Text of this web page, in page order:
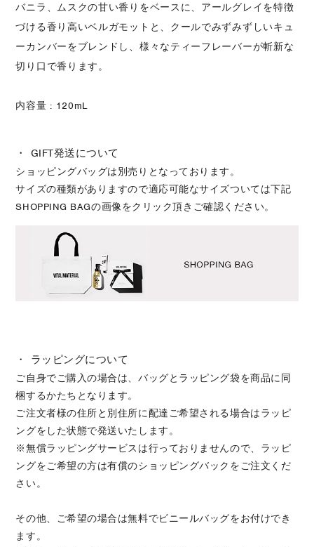
バニラ、ムスクの甘い香りをベースに、アールグレイを特徴
づける香り高いベルガモットと、クールでみずみずしいキュ
ーカンバーをブレンドし、様々なティーフレーバーが斬新な
切り口で香ります。
内容量 : 120mL
・ GIFT発送について
ショッピングバッグは別売りとなっております。
サイズの種類がありますので適応可能なサイズついては下記
SHOPPING BAGの画像をクリック頂きご確認ください。
・ ラッピングについて
ご自身でご購入の場合は、バッグとラッピング袋を商品に同
梱するかたちとなります。
ご注文者様の住所と別住所に配達ご希望される場合はラッピ
ングをした状態で発送いたします。
※無償ラッピングサービスは行っておりませんので、ラッピ
ングをご希望の方は有償のショッピングバックをご注文くだ
さい。
その他、ご希望の場合は無料でビニールバッグをお付けでき
ます。